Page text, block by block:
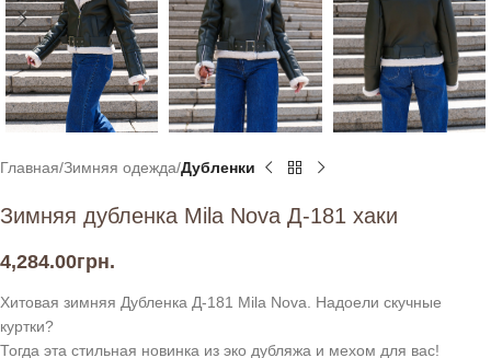
Главная Зимняя одежда Дубленки
Зимняя дубленка Mila Nova Д-181 хаки
4,284.00грн.
Хитовая зимняя Дубленка Д-181 Mila Nova. Надоели скучные
куртки?
Тогда эта стильная новинка из эко дубляжа и мехом для вас!